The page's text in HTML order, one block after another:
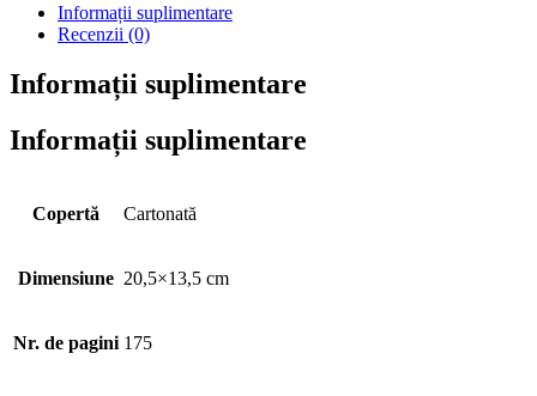
Informații suplimentare
Recenzii (0)
Informații suplimentare
Informații suplimentare
Copertă Cartonată
Dimensiune 20,5×13,5 cm
Nr. de pagini 175